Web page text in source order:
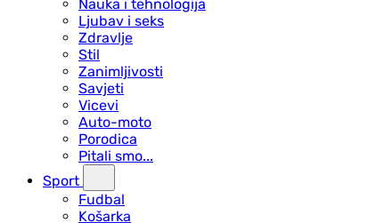
Nauka i tehnologija
Ljubav i seks
Zdravlje
Stil
Zanimljivosti
Savjeti
Vicevi
Auto-moto
Porodica
Pitali smo...
Sport
Fudbal
Košarka